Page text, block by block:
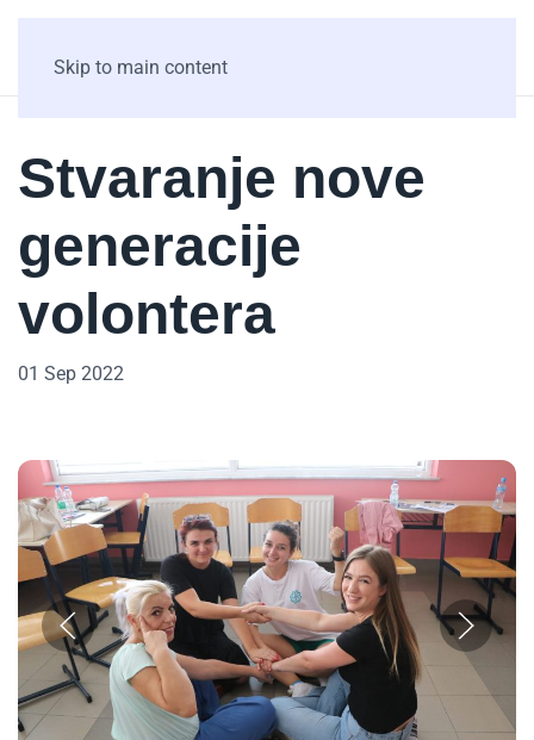
Skip to main content
Stvaranje nove
generacije
volontera
01 Sep 2022